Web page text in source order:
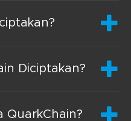
Diciptakan?
QuarkChain?